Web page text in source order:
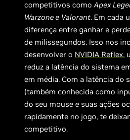
competitivos comoApex
Warzone e Valorant. Em cada
diferença entre ganhar e
de milissegundos. Isso nos
desenvolver o NVIDIA Reflex,
reduz a latência do sistema
em média. Com a latência do
(também conhecida como
do seu mouse e suas ações
rapidamente no jogo, te
competitivo.